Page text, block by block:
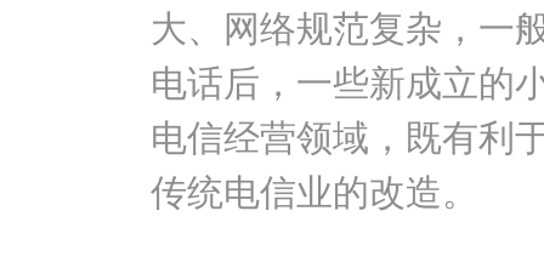
大、网络规范复杂，一
电话后，一些新成立的
电信经营领域，既有利
传统电信业的改造。